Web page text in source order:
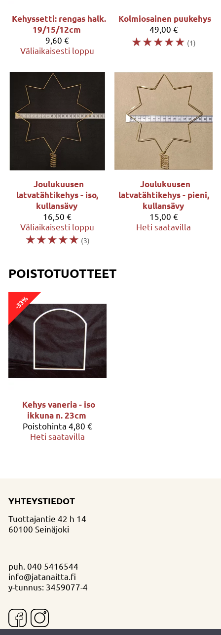
Kehyssetti: rengas halk.
19/15/12cm
9,60 €
Väliaikaisesti loppu
Kolmiosainen puukehys
49,00 €
☆☆☆☆☆ (1)
Joulukuusen
latvatähtikehys - iso,
kullansävy
16,50 €
Väliaikaisesti loppu
☆☆☆☆☆ (3)
Joulukuusen
latvatähtikehys - pieni,
kullansävy
15,00 €
Heti saatavilla
POISTOTUOTTEET
-33%
Kehys vaneria - iso
ikkuna n. 23cm
Poistohinta 4,80 €
Heti saatavilla
YHTEYSTIEDOT
Tuottajantie 42 h 14
60100 Seinäjoki
puh. 040 5416544
info@jatanaitta.fi
y-tunnus: 3459077-4